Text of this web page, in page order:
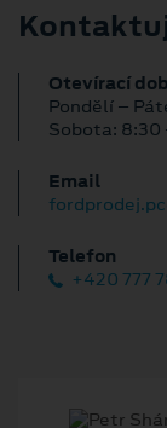
Otevírací
Pondělí –
Sobota: 8:30
Email
Telefon
+420 777